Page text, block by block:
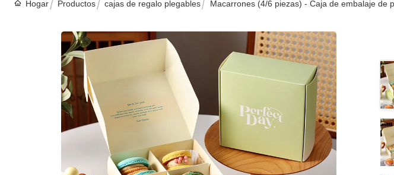
Hogar Productos cajas de regalo plegables Macarrones (4/6 piezas) - Caja de embalaje de